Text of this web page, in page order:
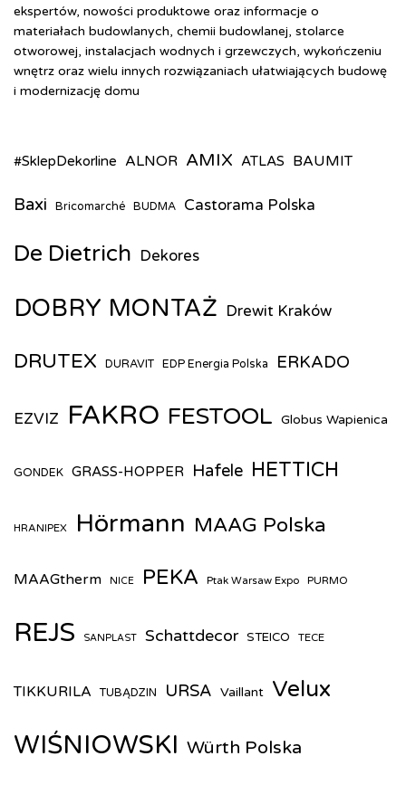
ekspertów, nowości produktowe oraz informacje o
materiałach budowlanych, chemii budowlanej, stolarce
otworowej, instalacjach wodnych i grzewczych, wykończeniu
wnętrz oraz wielu innych rozwiązaniach ułatwiających budowę
i modernizację domu
#SklepDekorline ALNOR AMIX ATLAS BAUMIT
Baxi Bricomarché BUDMA Castorama Polska
De Dietrich Dekores
DOBRY MONTAŻ Drewit Kraków
DRUTEX DURAVIT EDP Energia Polska ERKADO
EZVIZ FAKRO FESTOOL Globus Wapienica
GONDEK GRASS-HOPPER Hafele HETTICH
HRANIPEX Hörmann MAAG Polska
MAAGtherm NICE PEKA Ptak Warsaw Expo PURMO
REJS SANPLAST Schattdecor STEICO TECE
TIKKURILA TUBĄDZIN URSA Vaillant Velux
WIŚNIOWSKI Würth Polska